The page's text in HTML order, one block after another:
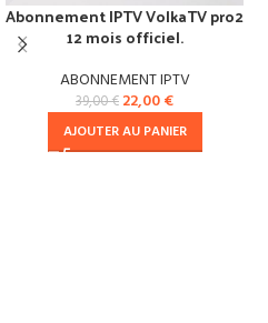
Abonnement IPTV VolkaTV pro2
12 mois officiel.
ABONNEMENT IPTV
39,00€ 22,00€
AJOUTER AU PANIER